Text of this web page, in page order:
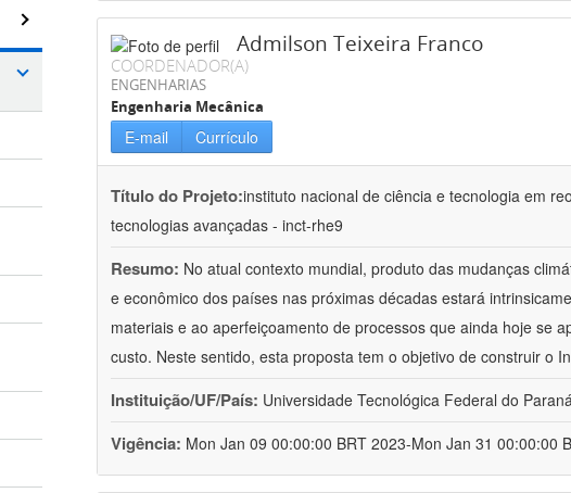
Admilson Teixeira Franco
COORDENADOR(A)
ENGENHARIAS
Engenharia Mecânica
E-mail Currículo
Título do Projeto:instituto nacional de ciência e tecnologia em
tecnologias avançadas - inct-rhe9
Resumo: No atual contexto mundial, produto das mudanças
e econômico dos países nas próximas décadas estará
materiais e ao aperfeiçoamento de processos que ainda hoje se
custo. Neste sentido, esta proposta tem o objetivo de construir o
Instituição/UF/País: Universidade Tecnológica Federal do
Vigência: Mon Jan 09 00:00:00 BRT 2023-Mon Jan 31 00:00:00